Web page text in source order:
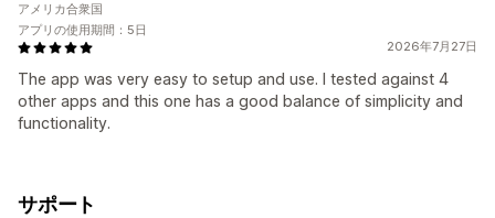
2026年7月27日
The app was very easy to setup and use. I tested against 4
other apps and this one has a good balance of simplicity and
functionality.
アメリカ合衆国
アプリの使用期間：5日
サポート